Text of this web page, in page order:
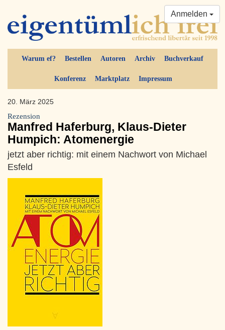
Warum ef? Bestellen Autoren Archiv Buchverkauf
Konferenz Marktplatz Impressum
Anmelden
20. März 2025
Rezension
Manfred Haferburg, Klaus-Dieter
Humpich: Atomenergie
jetzt aber richtig: mit einem Nachwort von Michael
Esfeld